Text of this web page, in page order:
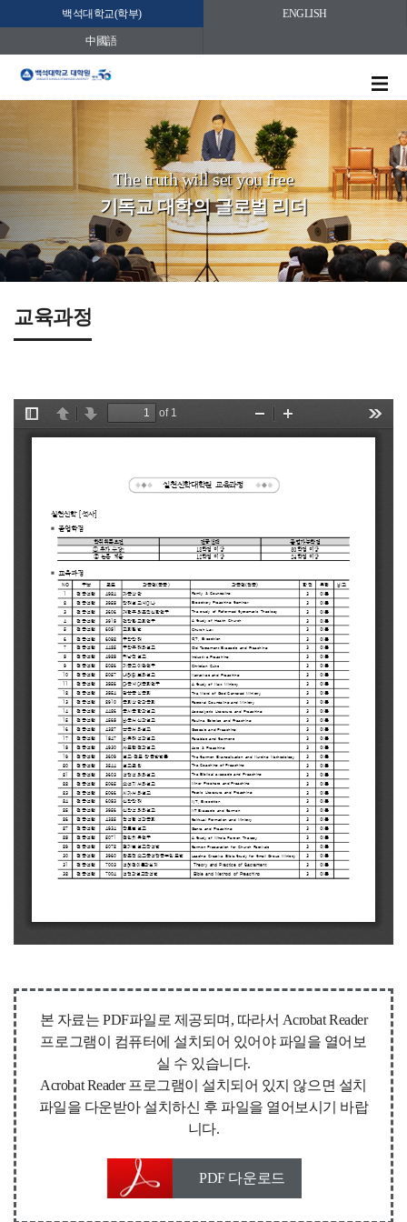
백석대학교(학부) ENGLISH
中國語
The truth will set you free
기독교 대학의 글로벌 리더
교육과정
본 자료는 PDF파일로 제공되며, 따라서 Acrobat Reader
프로그램이 컴퓨터에 설치되어 있어야 파일을 열어보
실 수 있습니다.
Acrobat Reader 프로그램이 설치되어 있지 않으면 설치
파일을 다운받아 설치하신 후 파일을 열어보시기 바랍
니다.
PDF 다운로드